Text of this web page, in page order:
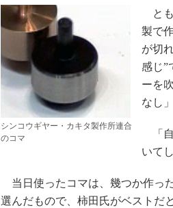
シンコウギヤー・カキタ製作所連合
のコマ
とも
製で
が切
感じ”
ーを
なし
「自
いて
当日使ったコマは、幾つか作っ
選んだもので、柿田氏がベストだ